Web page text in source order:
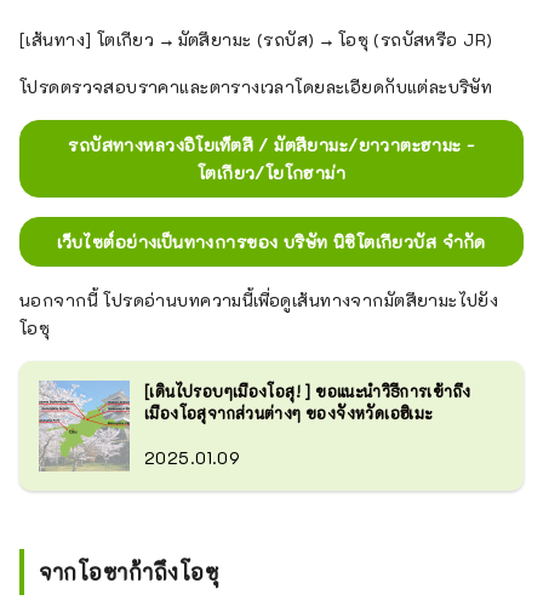
[เส้นทาง] โตเกียว → มัตสึยามะ (รถบัส) → โอซุ (รถบัสหรือ JR)
โปรดตรวจสอบราคาและตารางเวลาโดยละเอียดกับแต่ละบริษัท
รถบัสทางหลวงอิโยเท็ตสึ / มัตสึยามะ/ยาวาตะฮามะ -
โตเกียว/โยโกฮาม่า
เว็บไซต์อย่างเป็นทางการของ บริษัท นิชิโตเกียวบัส จำกัด
นอกจากนี้ โปรดอ่านบทความนี้เพื่อดูเส้นทางจากมัตสึยามะไปยัง
โอซุ
[เดินไปรอบๆเมืองโอสุ! ] ขอแนะนำวิธีการเข้าถึง
เมืองโอสุจากส่วนต่างๆ ของจังหวัดเอฮิเมะ
2025.01.09
จากโอซาก้าถึงโอซุ